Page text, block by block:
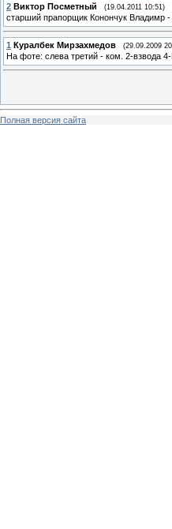
2 Виктор Посметный (19.04.2011 10:51)
старший прапорщик Конончук Владимр -
1 Куралбек Мирзахмедов (29.09.2009
На фоте: слева третий - ком. 2-взвода
Полная версия сайта